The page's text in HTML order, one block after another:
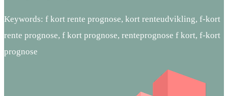
Keywords: f kort rente prognose, kort renteudvikling, f-kort
rente prognose, f kort prognose, renteprognose f kort, f-kort
prognose